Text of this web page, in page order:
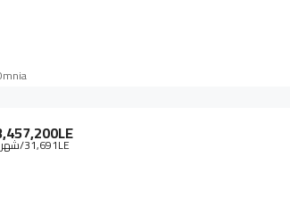
31,691LE
/